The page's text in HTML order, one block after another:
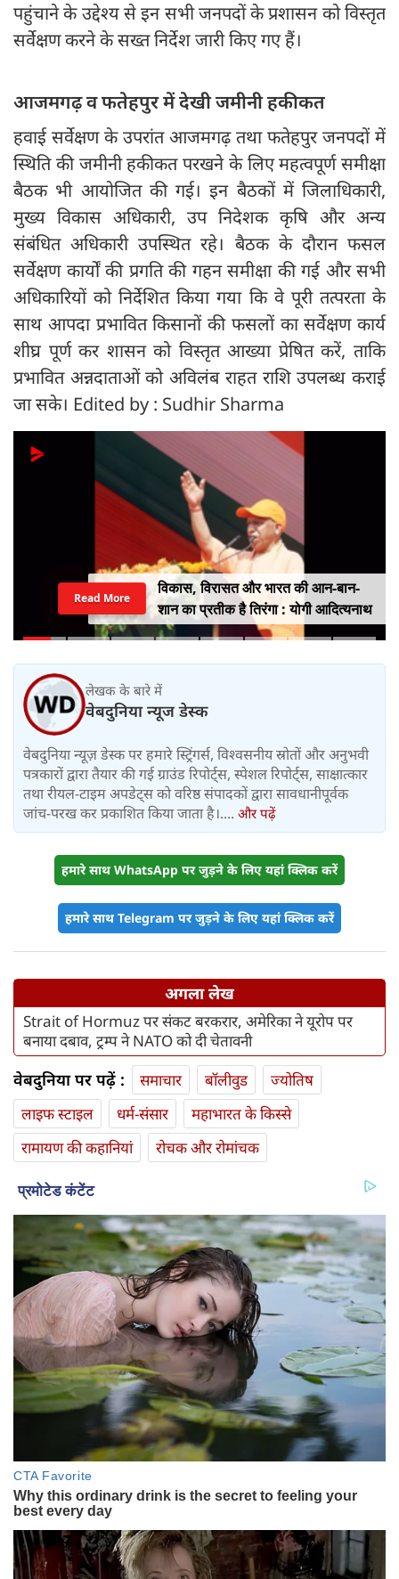
पहुंचाने के उद्देश्य से इन सभी जनपदों के प्रशासन को विस्तृत
सर्वेक्षण करने के सख्त निर्देश जारी किए गए हैं।
आजमगढ़ व फतेहपुर में देखी जमीनी हकीकत
हवाई सर्वेक्षण के उपरांत आजमगढ़ तथा फतेहपुर जनपदों में
स्थिति की जमीनी हकीकत परखने के लिए महत्वपूर्ण समीक्षा
बैठक भी आयोजित की गई। इन बैठकों में जिलाधिकारी,
मुख्य विकास अधिकारी, उप निदेशक कृषि और अन्य
संबंधित अधिकारी उपस्थित रहे। बैठक के दौरान फसल
सर्वेक्षण कार्यों की प्रगति की गहन समीक्षा की गई और सभी
अधिकारियों को निर्देशित किया गया कि वे पूरी तत्परता के
साथ आपदा प्रभावित किसानों की फसलों का सर्वेक्षण कार्य
शीघ्र पूर्ण कर शासन को विस्तृत आख्या प्रेषित करें, ताकि
प्रभावित अन्नदाताओं को अविलंब राहत राशि उपलब्ध कराई
जा सके। Edited by : Sudhir Sharma
विकास, विरासत और भारत की आन-बान-
शान का प्रतीक है तिरंगा : योगी आदित्यनाथ
Read More
लेखक के बारे में
वेबदुनिया न्यूज डेस्क
वेबदुनिया न्यूज़ डेस्क पर हमारे स्ट्रिंगर्स, विश्वसनीय स्रोतों और अनुभवी
पत्रकारों द्वारा तैयार की गई ग्राउंड रिपोर्ट्स, स्पेशल रिपोर्ट्स, साक्षात्कार
तथा रीयल-टाइम अपडेट्स को वरिष्ठ संपादकों द्वारा सावधानीपूर्वक
जांच-परख कर प्रकाशित किया जाता है।.... और पढ़ें
हमारे साथ WhatsApp पर जुड़ने के लिए यहां क्लिक करें
हमारे साथ Telegram पर जुड़ने के लिए यहां क्लिक करें
अगला लेख
Strait of Hormuz पर संकट बरकरार, अमेरिका ने यूरोप पर
बनाया दबाव, ट्रम्प ने NATO को दी चेतावनी
वेबदुनिया पर पढ़ें : समाचार बॉलीवुड
ज्योतिष
लाइफ स्‍टाइल
धर्म-संसार
महाभारत के किस्से
रामायण की कहानियां
रोचक और रोमांचक